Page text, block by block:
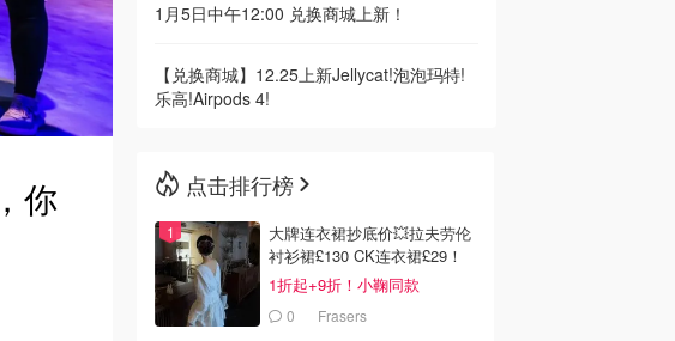
你
1月5日中午12:00 兑换商城上新！
【兑换商城】12.25上新Jellycat!泡泡玛特!
乐高!Airpods 4!
点击排行榜
大牌连衣裙抄底价💥拉夫劳伦
衬衫裙£130 CK连衣裙£29！
1折起+9折！小鞠同款
Ganni£88
0 Frasers